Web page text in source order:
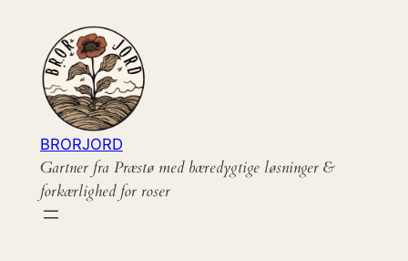
indhold
BRORJORD
Gartner fra Præstø med bæredygtige løsninger &
forkærlighed for roser